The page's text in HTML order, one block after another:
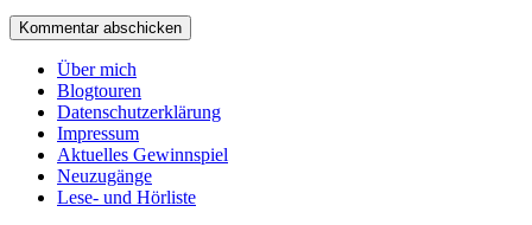
Über mich
Blogtouren
Datenschutzerklärung
Impressum
Aktuelles Gewinnspiel
Neuzugänge
Lese- und Hörliste